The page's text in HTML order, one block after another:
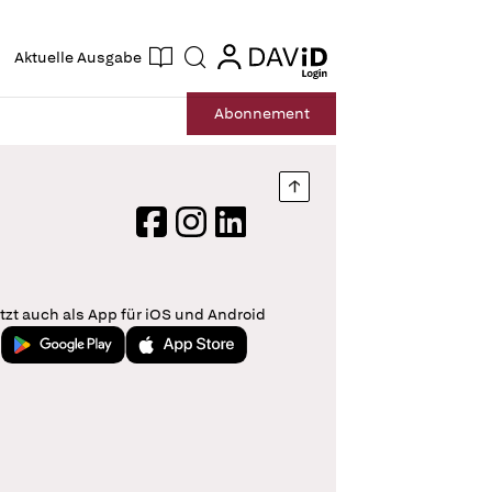
Aktuelle Ausgabe Suche login
login
Abonnement
Nach oben springen
FacebookInstagram
LinkedIn
auch als App für iOS und Android
Jetzt bei Google PlayLaden im App Store